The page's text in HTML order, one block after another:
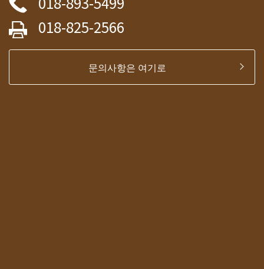
018-825-2566
문의사항은 여기로